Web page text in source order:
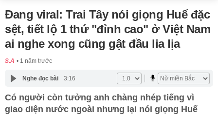
Đang viral: Trai Tây nói giọng Huế đặc
sệt, tiết lộ 1 thứ "đỉnh cao" ở Việt Nam
ai nghe xong cũng gật đầu lia lịa
S.A 1 năm trước
Nghe đọc bài 3:16
Có người còn tưởng anh chàng nhép tiếng vì
giao diện nước ngoài nhưng lại nói giọng Huế